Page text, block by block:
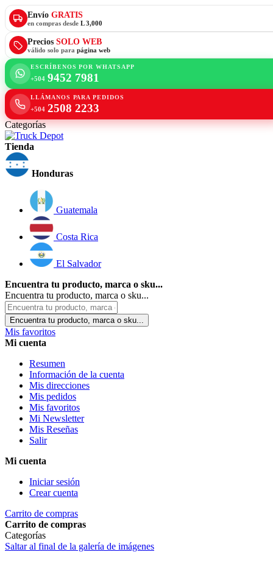
Envío GRATIS
en compras desde L 3,000
Precios SOLO WEB
válido solo para página web
ESCRÍBENOS POR WHATSAPP
+504 9452 7981
LLÁMANOS PARA PEDIDOS
+504 2508 2233
Categorías
Tienda
Honduras
Guatemala
Costa Rica
El Salvador
Encuentra tu producto, marca o sku...
Encuentra tu producto, marca o sku...
Encuentra tu producto, marca o sku...
Mis favoritos
Mi cuenta
Resumen
Información de la cuenta
Mis direcciones
Mis pedidos
Mis favoritos
Mi Newsletter
Mis Reseñas
Salir
Mi cuenta
Iniciar sesión
Crear cuenta
Carrito de compras
Carrito de compras
Categorías
Saltar al final de la galería de imágenes